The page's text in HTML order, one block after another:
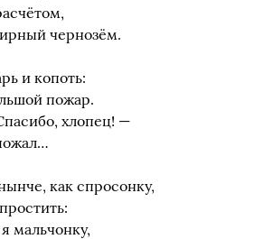
чернозём.
и копоть:
пожар.
хлопец! —
как спросонку,
мальчонку,